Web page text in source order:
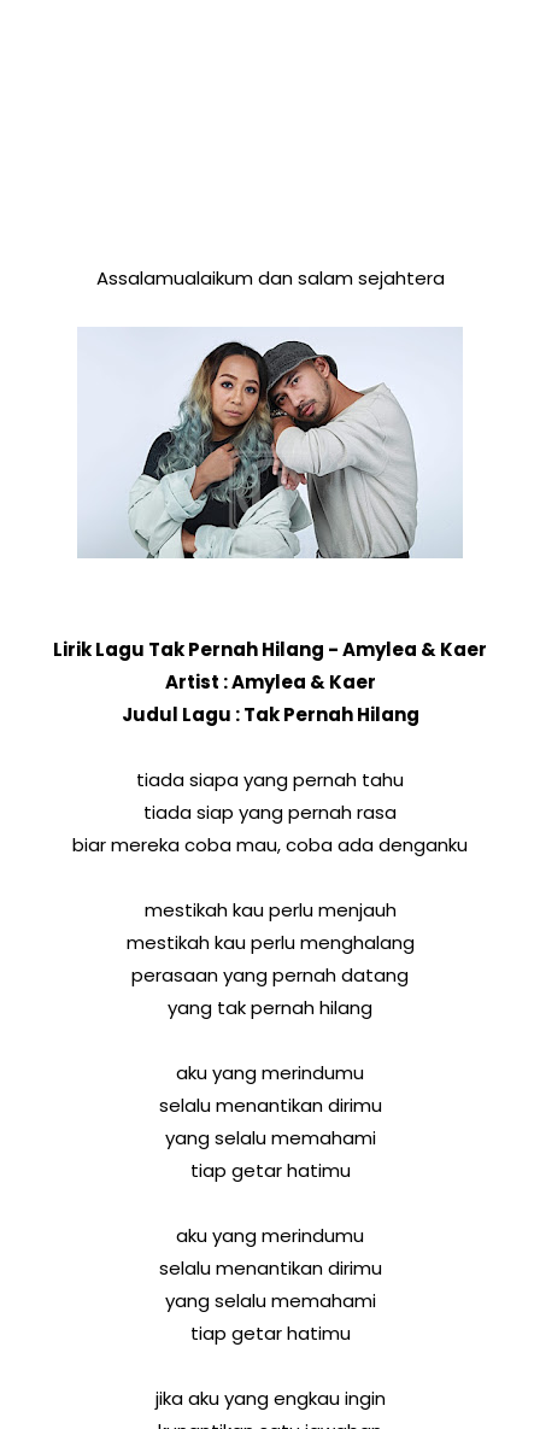
Assalamualaikum dan salam sejahtera
Lirik Lagu Tak Pernah Hilang - Amylea & Kaer
Artist : Amylea & Kaer
Judul Lagu : Tak Pernah Hilang
tiada siapa yang pernah tahu
tiada siap yang pernah rasa
biar mereka coba mau, coba ada denganku
mestikah kau perlu menjauh
mestikah kau perlu menghalang
perasaan yang pernah datang
yang tak pernah hilang
aku yang merindumu
selalu menantikan dirimu
yang selalu memahami
tiap getar hatimu
aku yang merindumu
selalu menantikan dirimu
yang selalu memahami
tiap getar hatimu
jika aku yang engkau ingin